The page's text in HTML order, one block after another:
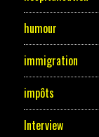
humour
immigration
impôts
Interview